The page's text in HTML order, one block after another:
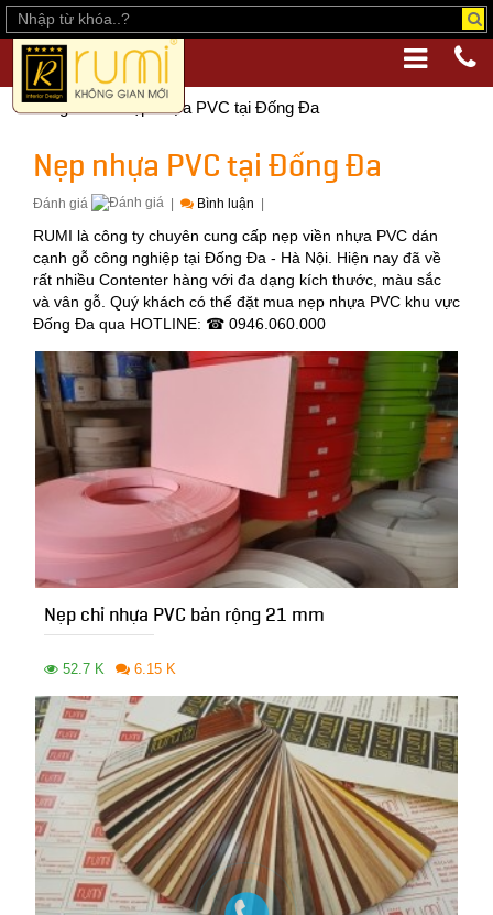
Trang chủ Nẹp nhựa PVC tại Đống Đa
Nẹp nhựa PVC tại Đống Đa
Đánh giá Bình luận
RUMI là công ty chuyên cung cấp nẹp viền nhựa PVC dán
cạnh gỗ công nghiệp tại Đống Đa - Hà Nội. Hiện nay đã về
rất nhiều Contenter hàng với đa dạng kích thước, màu sắc
và vân gỗ. Quý khách có thể đặt mua nẹp nhựa PVC khu vực
Đống Đa qua HOTLINE: ☎ 0946.060.000
Nẹp chỉ nhựa PVC bản rộng 21 mm
52.7 K 6.15 K